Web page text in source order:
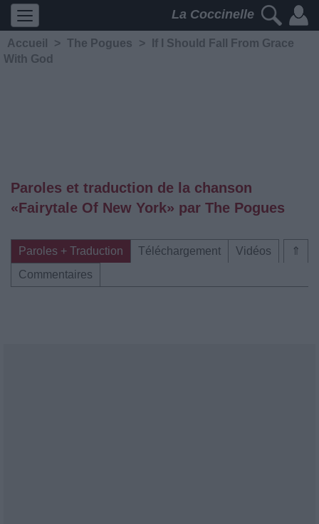
La Coccinelle
Accueil > The Pogues >
If I Should Fall From Grace
With God
Paroles et traduction de la chanson
«Fairytale Of New York» par The Pogues
⇑
Paroles + Traduction Téléchargement
Vidéos
Commentaires